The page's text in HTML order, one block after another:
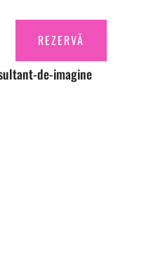
REZERVĂ